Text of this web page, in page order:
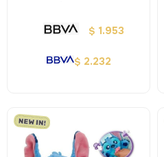
$ 1.953
$ 2.232